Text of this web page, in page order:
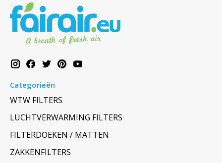
Categorieën
WTW FILTERS
LUCHTVERWARMING FILTERS
FILTERDOEKEN / MATTEN
ZAKKENFILTERS